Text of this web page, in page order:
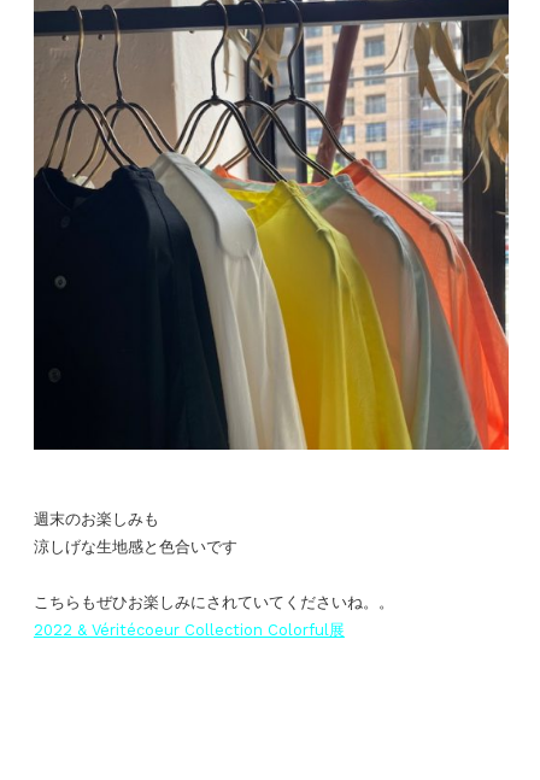
週末のお楽しみも
涼しげな生地感と色合いです
こちらもぜひお楽しみにされていてくださいね。。
2022 & Véritécoeur Collection Colorful展